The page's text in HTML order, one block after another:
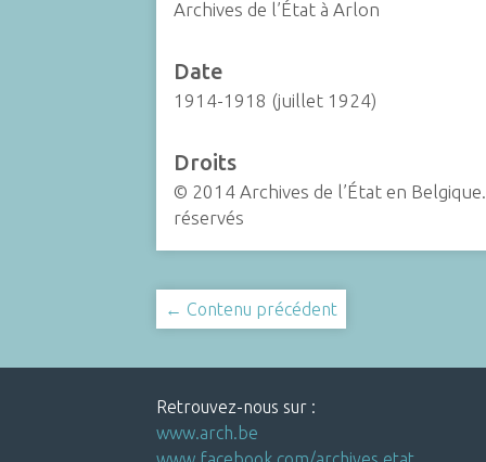
Archives de l’État à Arlon
Date
1914-1918 (juillet 1924)
Droits
© 2014 Archives de l’État en
réservés
← Contenu précédent
Retrouvez-nous sur :
www.arch.be